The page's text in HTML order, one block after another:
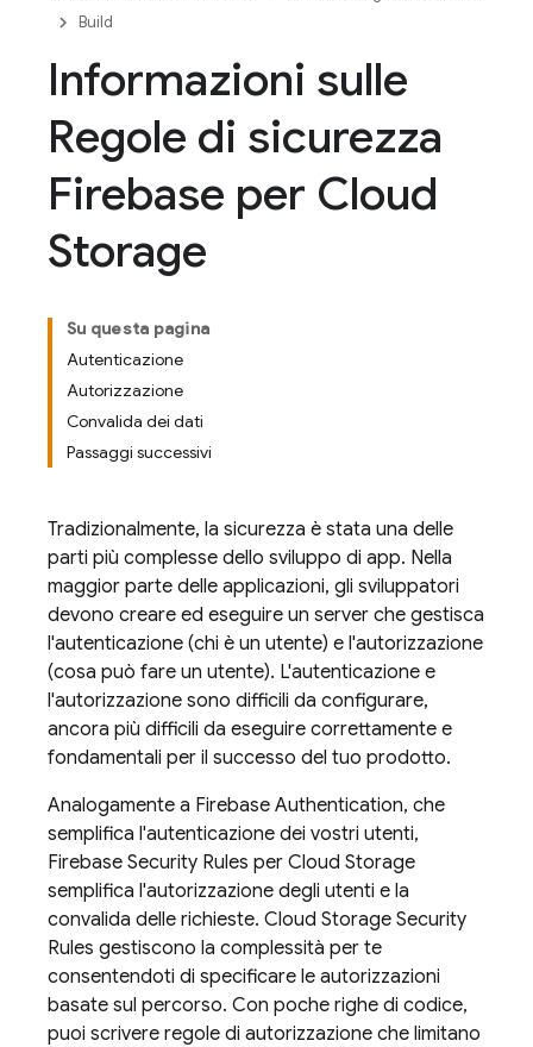
Build
Informazioni sulle
Regole di sicurezza
Firebase per Cloud
Storage
Su questa pagina
Autenticazione
Autorizzazione
Convalida dei dati
Passaggi successivi
Tradizionalmente, la sicurezza è stata una delle
parti più complesse dello sviluppo di app. Nella
maggior parte delle applicazioni, gli sviluppatori
devono creare ed eseguire un server che gestisca
l'autenticazione (chi è un utente) e l'autorizzazione
(cosa può fare un utente). L'autenticazione e
l'autorizzazione sono difficili da configurare,
ancora più difficili da eseguire correttamente e
fondamentali per il successo del tuo prodotto.
Analogamente a Firebase Authentication, che
semplifica l'autenticazione dei vostri utenti,
Firebase Security Rules per Cloud Storage
semplifica l'autorizzazione degli utenti e la
convalida delle richieste. Cloud Storage Security
Rules gestiscono la complessità per te
consentendoti di specificare le autorizzazioni
basate sul percorso. Con poche righe di codice,
puoi scrivere regole di autorizzazione che limitano